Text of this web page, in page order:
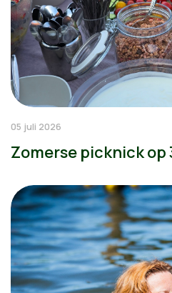
05 juli 2026
Zomerse picknick